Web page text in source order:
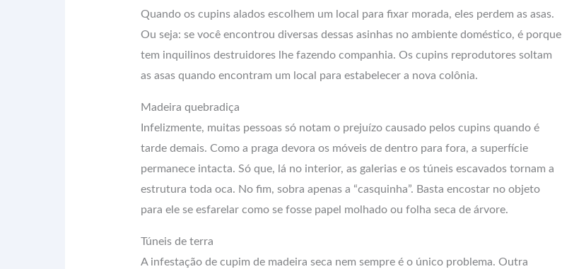
Quando os cupins alados escolhem um local para fixar morada, eles perdem as asas.
Ou seja: se você encontrou diversas dessas asinhas no ambiente doméstico, é porque
tem inquilinos destruidores lhe fazendo companhia. Os cupins reprodutores soltam
as asas quando encontram um local para estabelecer a nova colônia.
Madeira quebradiça
Infelizmente, muitas pessoas só notam o prejuízo causado pelos cupins quando é
tarde demais. Como a praga devora os móveis de dentro para fora, a superfície
permanece intacta. Só que, lá no interior, as galerias e os túneis escavados tornam a
estrutura toda oca. No fim, sobra apenas a “casquinha”. Basta encostar no objeto
para ele se esfarelar como se fosse papel molhado ou folha seca de árvore.
Túneis de terra
A infestação de cupim de madeira seca nem sempre é o único problema. Outra